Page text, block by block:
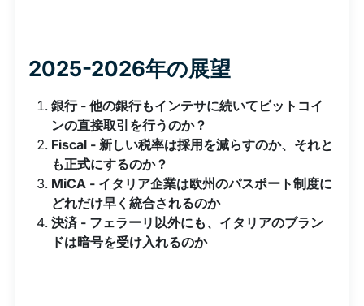
2025-2026年の展望
銀行 - 他の銀行もインテサに続いてビットコイ
ンの直接取引を行うのか？
Fiscal - 新しい税率は採用を減らすのか、それと
も正式にするのか？
MiCA - イタリア企業は欧州のパスポート制度に
どれだけ早く統合されるのか
決済 - フェラーリ以外にも、イタリアのブラン
ドは暗号を受け入れるのか